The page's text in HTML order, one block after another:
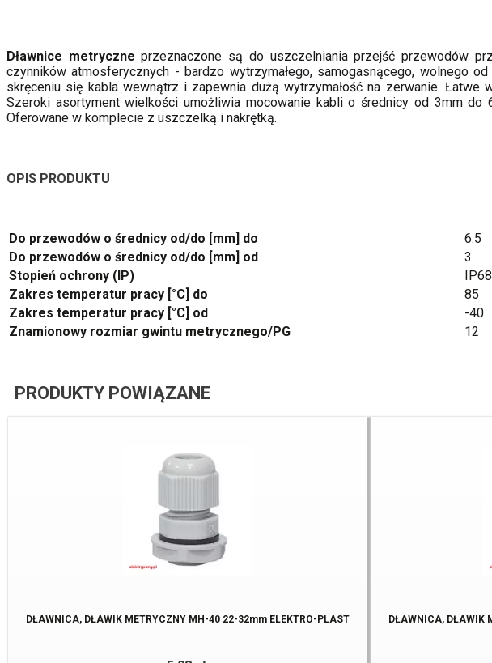
Dławnice metryczne przeznaczone są do uszczelniania przejść przewodów
czynników atmosferycznych - bardzo wytrzymałego, samogasnącego, wolnego
skręceniu się kabla wewnątrz i zapewnia dużą wytrzymałość na zerwanie.
Szeroki asortyment wielkości umożliwia mocowanie kabli o średnicy od 3mm do
Oferowane w komplecie z uszczelką i nakrętką.
OPIS PRODUKTU
Do przewodów o średnicy od/do [mm] do
6.5
Do przewodów o średnicy od/do [mm] od
3
Stopień ochrony (IP)
IP68
Zakres temperatur pracy [°C] do
85
Zakres temperatur pracy [°C] od
-40
Znamionowy rozmiar gwintu metrycznego/PG
12
PRODUKTY POWIĄZANE
DŁAWNICA, DŁAWIK METRYCZNY MH-40 22-32mm ELEKTRO-PLAST DŁAWNICA, DŁAWIK